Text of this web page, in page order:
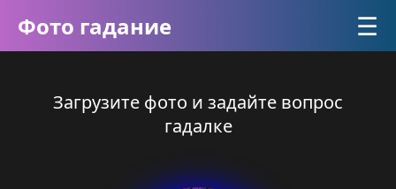
Фото гадание ☰
Загрузите фото и задайте вопрос
гадалке